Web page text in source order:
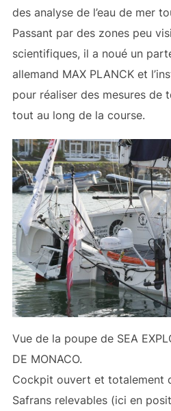
des analyse de l’eau de mer
Passant par des zones peu
scientifiques, il a noué un
allemand MAX PLANCK et
pour réaliser des mesures de
tout au long de la course.
Vue de la poupe de SEA
DE MONACO.
Cockpit ouvert et totalement
Safrans relevables (ici en